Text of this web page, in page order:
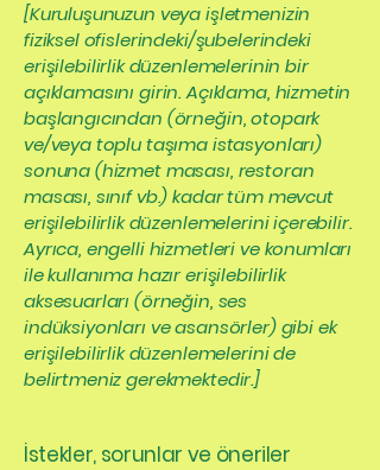
[Kuruluşunuzun veya işletmenizin
fiziksel ofislerindeki/şubelerindeki
erişilebilirlik düzenlemelerinin bir
açıklamasını girin. Açıklama, hizmetin
başlangıcından (örneğin, otopark
ve/veya toplu taşıma istasyonları)
sonuna (hizmet masası, restoran
masası, sınıf vb.) kadar tüm mevcut
erişilebilirlik düzenlemelerini içerebilir.
Ayrıca, engelli hizmetleri ve konumları
ile kullanıma hazır erişilebilirlik
aksesuarları (örneğin, ses
indüksiyonları ve asansörler) gibi ek
erişilebilirlik düzenlemelerini de
belirtmeniz gerekmektedir.]
İstekler, sorunlar ve öneriler